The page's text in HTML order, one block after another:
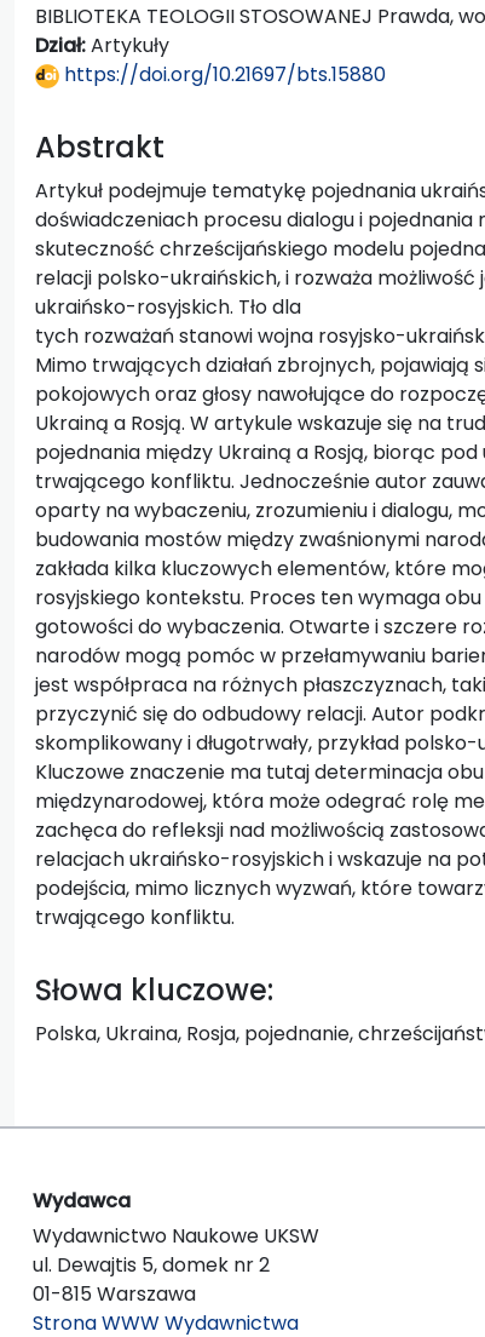
BIBLIOTEKA TEOLOGII STOSOWANEJ Prawda,
Dział:Artykuły
https://doi.org/10.21697/bts.15880
Abstrakt
Artykuł podejmuje tematykę pojednania
doświadczeniach procesu dialogu i pojednania
skuteczność chrześcijańskiego modelu
relacji polsko-ukraińskich, i rozważa
ukraińsko-rosyjskich. Tło dla
tych rozważań stanowi wojna rosyjsko-
Mimo trwających działań zbrojnych, pojawiają
pokojowych oraz głosy nawołujące do
Ukrainą a Rosją. W artykule wskazuje się na
pojednania między Ukrainą a Rosją, biorąc
trwającego konfliktu. Jednocześnie autor
oparty na wybaczeniu, zrozumieniu i dialogu,
budowania mostów między zwaśnionymi
zakłada kilka kluczowych elementów, które
rosyjskiego kontekstu. Proces ten wymaga
gotowości do wybaczenia. Otwarte i szczere
narodów mogą pomóc w przełamywaniu
jest współpraca na różnych płaszczyznach,
przyczynić się do odbudowy relacji. Autor
skomplikowany i długotrwały, przykład
Kluczowe znaczenie ma tutaj determinacja
międzynarodowej, która może odegrać rolę
zachęca do refleksji nad możliwością
relacjach ukraińsko-rosyjskich i wskazuje na
podejścia, mimo licznych wyzwań, które
trwającego konfliktu.
Słowa kluczowe:
Polska, Ukraina, Rosja, pojednanie,
Wydawca
Wydawnictwo Naukowe UKSW
ul. Dewajtis 5, domek nr 2
01-815 Warszawa
Strona WWW Wydawnictwa